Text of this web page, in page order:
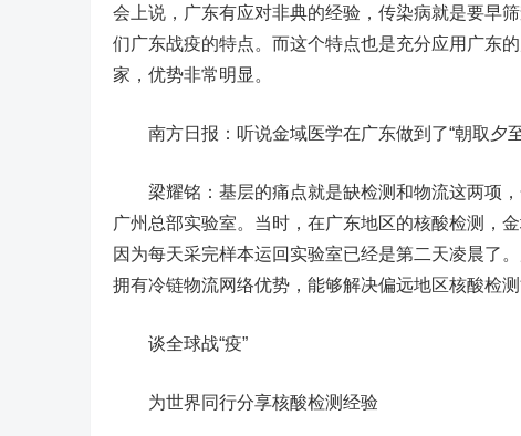
会上说，广东有应对非典的经验，传染病就是要早
们广东战疫的特点。而这个特点也是充分应用广东
家，优势非常明显。
南方日报：听说金域医学在广东做到了“朝取夕至
梁耀铭：基层的痛点就是缺检测和物流这两项，
广州总部实验室。当时，在广东地区的核酸检测，
因为每天采完样本运回实验室已经是第二天凌晨了
拥有冷链物流网络优势，能够解决偏远地区核酸检测
谈全球战“疫”
为世界同行分享核酸检测经验